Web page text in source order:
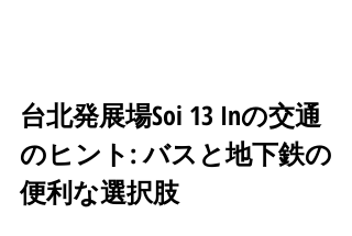
台北発展場Soi 13 Inの交通
のヒント: バスと地下鉄の
便利な選択肢